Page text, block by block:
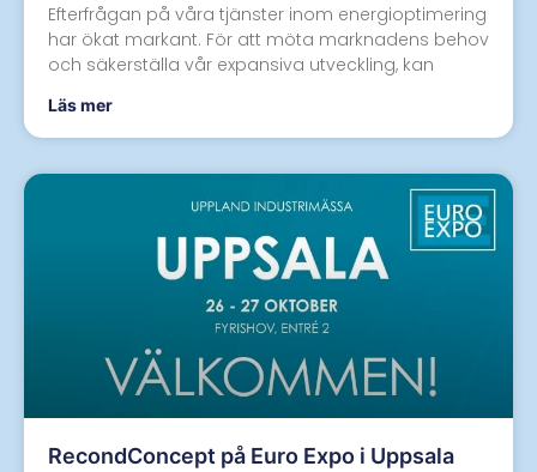
Efterfrågan på våra tjänster inom energioptimering
har ökat markant. För att möta marknadens behov
och säkerställa vår expansiva utveckling, kan
Läs mer
RecondConcept på Euro Expo i Uppsala